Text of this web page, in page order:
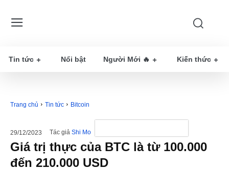
Tin tức Nổi bật Người Mới 🔥 Kiến thức
Trang chủ Tin tức Bitcoin
29/12/2023 Tác giả Shi Mo
Giá trị thực của BTC là từ 100.000
đến 210.000 USD